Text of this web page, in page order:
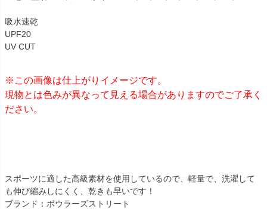
吸水速乾
UPF20
UV CUT
※この画像は仕上がりイメージです。
現物とは色みが異なって見える場合がありますのでご了承く
ださい。
スポーツに適した高級素材を使用しているので、軽量で、洗濯して
も伸び縮みしにくく、乾きも早いです！
ブランド：ボウラーズストリート